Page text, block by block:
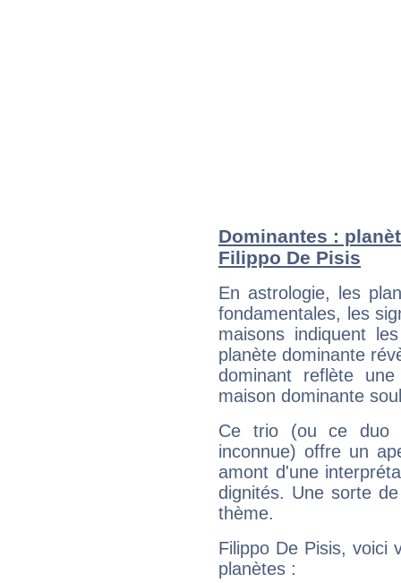
Dominantes :
Filippo De Pisis
En astrologie, les
fondamentales, les
maisons indiquent
planète dominante
dominant reflète
maison dominante
Ce trio (ou ce duo
inconnue) offre un
amont d'une
dignités. Une sorte
thème.
Filippo De Pisis, voici
planètes :